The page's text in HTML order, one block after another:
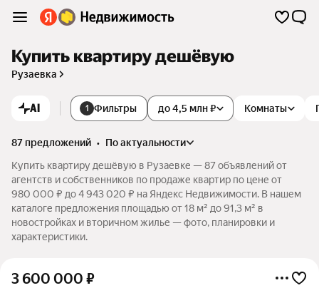
Купить квартиру дешёвую
Рузаевка
AI 1 Фильтры Комнаты
до 4,5 млн ₽
87 предложений •
по актуальности
Купить квартиру дешёвую в Рузаевке — 87 объявлений от
агентств и собственников по продаже квартир по цене от
980 000 ₽ до 4 943 020 ₽ на Яндекс Недвижимости. В нашем
каталоге предложения площадью от 18 м² до 91,3 м² в
новостройках и вторичном жилье — фото, планировки и
характеристики.
3 600 000 ₽